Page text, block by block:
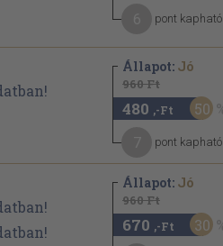
pont kapható
Állapot: Jó
960 Ft
480 ,-Ft 50
pont kapható
Állapot: Jó
960 Ft
670 ,-Ft 30